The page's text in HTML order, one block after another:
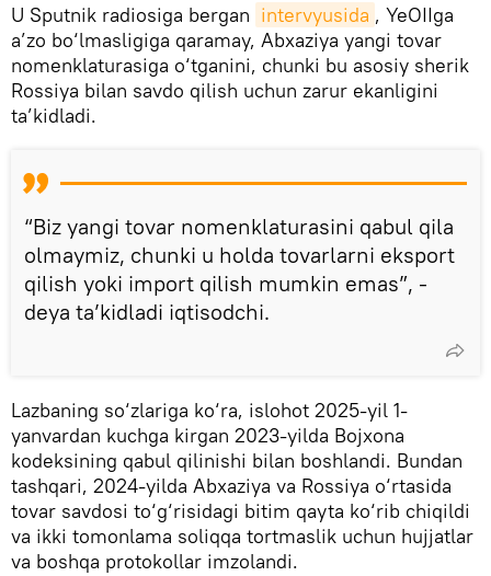
U Sputnik radiosiga bergan intervyusida , YeOIIga
a’zo bo‘lmasligiga qaramay, Abxaziya yangi tovar
nomenklaturasiga o‘tganini, chunki bu asosiy sherik
Rossiya bilan savdo qilish uchun zarur ekanligini
ta’kidladi.
“Biz yangi tovar nomenklaturasini qabul qila
olmaymiz, chunki u holda tovarlarni eksport
qilish yoki import qilish mumkin emas”, -
deya ta’kidladi iqtisodchi.
Lazbaning so‘zlariga ko‘ra, islohot 2025-yil 1-
yanvardan kuchga kirgan 2023-yilda Bojxona
kodeksining qabul qilinishi bilan boshlandi. Bundan
tashqari, 2024-yilda Abxaziya va Rossiya o‘rtasida
tovar savdosi to‘g‘risidagi bitim qayta ko‘rib chiqildi
va ikki tomonlama soliqqa tortmaslik uchun hujjatlar
va boshqa protokollar imzolandi.